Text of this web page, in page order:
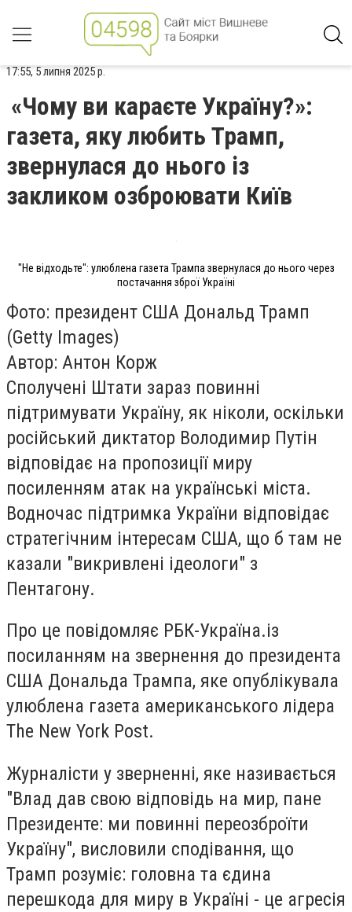
17:55, 5 липня 2025 р.
«Чому ви караєте Україну?»:
газета, яку любить Трамп,
звернулася до нього із
закликом озброювати Київ
"Не відходьте": улюблена газета Трампа звернулася до нього через
постачання зброї Україні
Фото: президент США Дональд Трамп
(Getty Images)
Автор: Антон Корж
Сполучені Штати зараз повинні
підтримувати Україну, як ніколи, оскільки
російський диктатор Володимир Путін
відповідає на пропозиції миру
посиленням атак на українські міста.
Водночас підтримка України відповідає
стратегічним інтересам США, що б там не
казали "викривлені ідеологи" з
Пентагону.
Про це повідомляє РБК-Україна.із
посиланням на звернення до президента
США Дональда Трампа, яке опублікувала
улюблена газета американського лідера
The New York Post.
Журналісти у зверненні, яке називається
"Влад дав свою відповідь на мир, пане
Президенте: ми повинні переозброїти
Україну", висловили сподівання, що
Трамп розуміє: головна та єдина
перешкода для миру в Україні - це агресія